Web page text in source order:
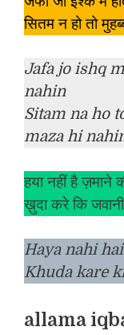
सितम न हो तो
Jafa jo ishq
nahin
Sitam na ho
maza hi
हया नहीं है ज़माने
ख़ुदा करे कि जवानी
Haya nahi
Khuda kare
allama